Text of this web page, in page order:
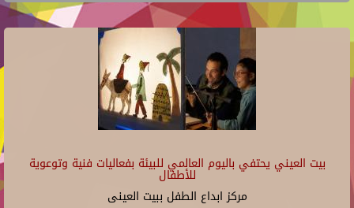
بيت العيني يحتفي باليوم العالمي للبيئة بفعاليات فنية وتوعوية
للأطفال
مركز ابداع الطفل ببيت العينى